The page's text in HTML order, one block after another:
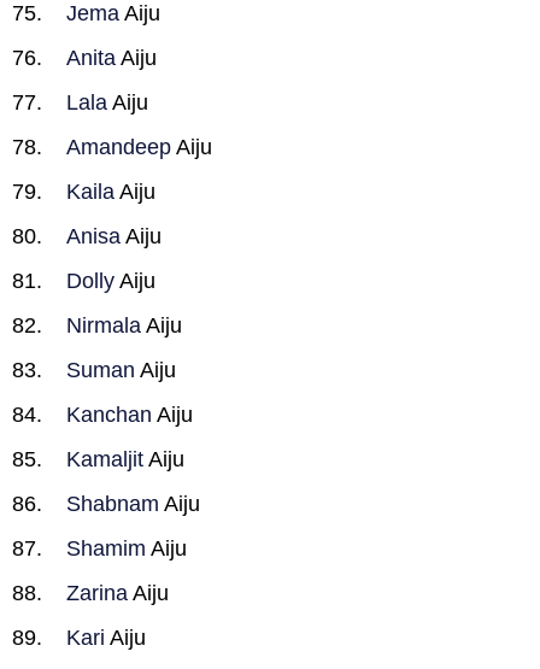
Jema Aiju
Anita Aiju
Lala Aiju
Amandeep Aiju
Kaila Aiju
Anisa Aiju
Dolly Aiju
Nirmala Aiju
Suman Aiju
Kanchan Aiju
Kamaljit Aiju
Shabnam Aiju
Shamim Aiju
Zarina Aiju
Kari Aiju